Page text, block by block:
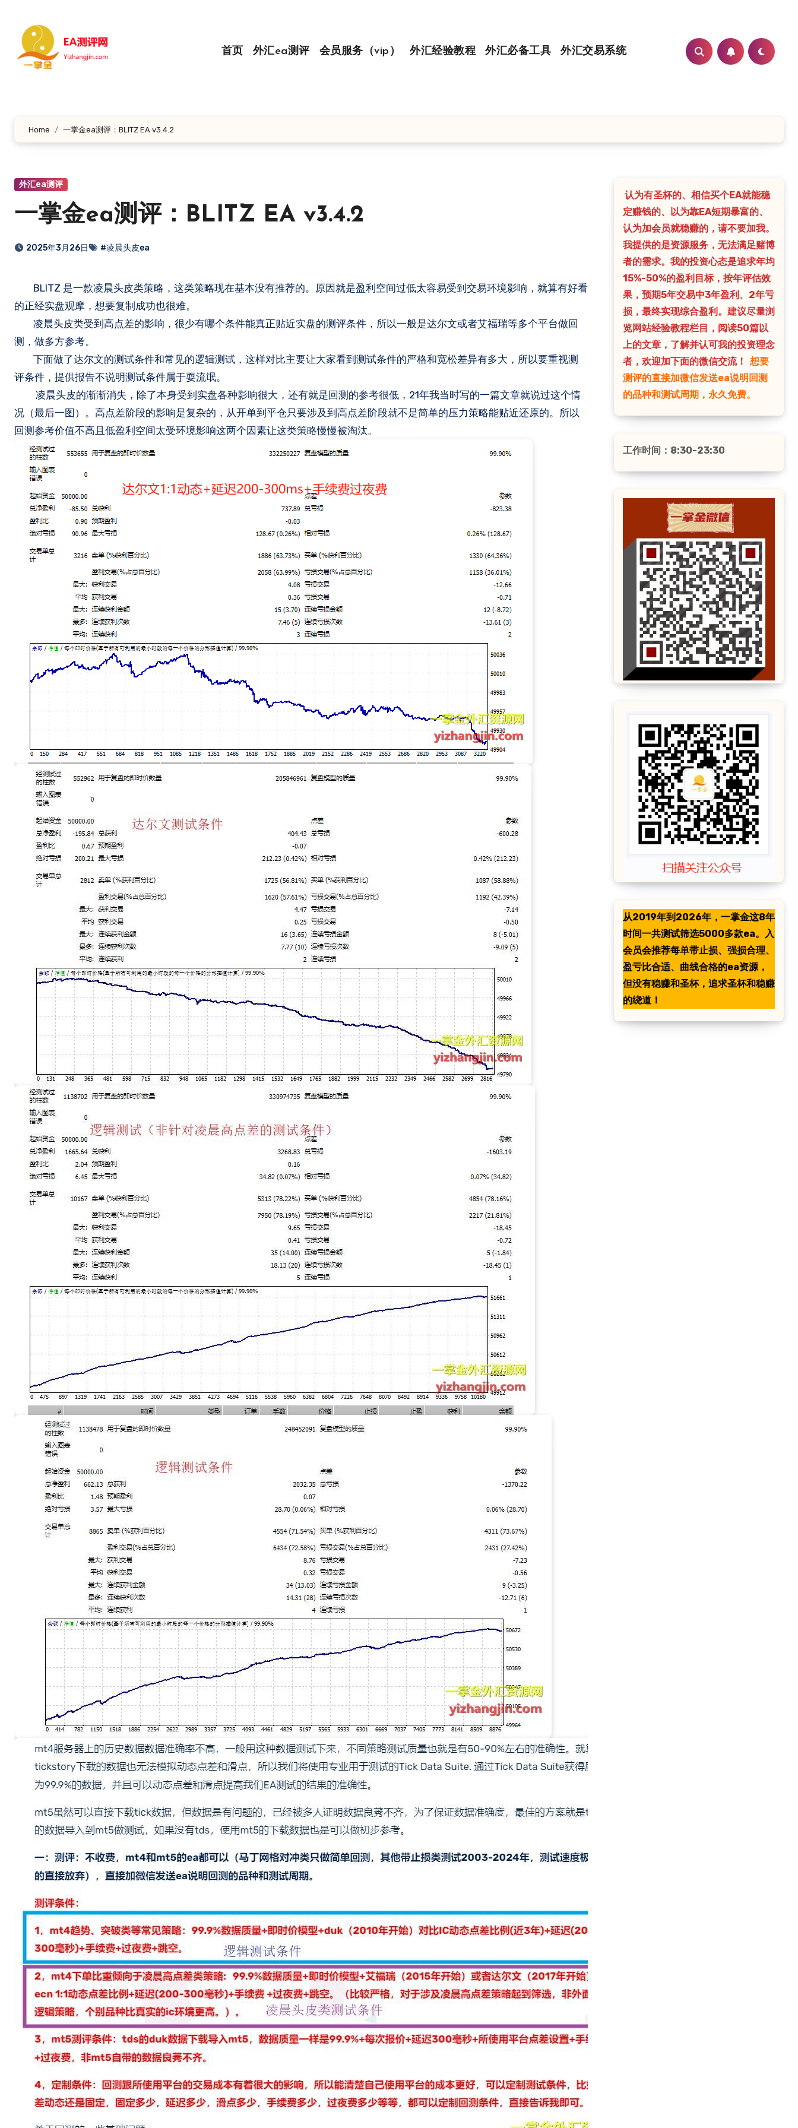
首页 外汇ea测评 会员服务（vip） 外汇经验教程 外汇必备工具 外汇交易系统
Home 一掌金ea测评：BLITZ EA v3.4.2
外汇ea测评
一掌金ea测评：BLITZ EA v3.4.2
2025年3月26日 #凌晨头皮ea
BLITZ 是一款凌晨头皮类策略，这类策略现在基本没有推荐的。原因就是盈利空间过低太容易受到交易环境影响，就算有好看
的正经实盘观摩，想要复制成功也很难。
凌晨头皮类受到高点差的影响，很少有哪个条件能真正贴近实盘的测评条件，所以一般是达尔文或者艾福瑞等多个平台做回
测，做多方参考。
下面做了达尔文的测试条件和常见的逻辑测试，这样对比主要让大家看到测试条件的严格和宽松差异有多大，所以要重视测
评条件，提供报告不说明测试条件属于耍流氓。
凌晨头皮的渐渐消失，除了本身受到实盘各种影响很大，还有就是回测的参考很低，21年我当时写的一篇文章就说过这个情
况（最后一图）。高点差阶段的影响是复杂的，从开单到平仓只要涉及到高点差阶段就不是简单的压力策略能贴近还原的。所以
回测参考价值不高且低盈利空间太受环境影响这两个因素让这类策略慢慢被淘汰。
认为有圣杯的、相信买个EA就能稳
定赚钱的、以为靠EA短期暴富的、
认为加会员就稳赚的，请不要加我。
我提供的是资源服务，无法满足赌博
者的需求。我的投资心态是追求年均
15%-50%的盈利目标，按年评估效
果，预期5年交易中3年盈利、2年亏
损，最终实现综合盈利。建议尽量浏
览网站经验教程栏目，阅读50篇以
上的文章，了解并认可我的投资理念
者，欢迎加下面的微信交流！
想要
测评的直接加微信发送ea说明回测
的品种和测试周期，永久免费。
工作时间：8:30-23:30
从2019年到2026年，一掌金这8年
时间一共测试筛选5000多款ea。入
会员会推荐每单带止损、强损合理、
盈亏比合适、曲线合格的ea资源，
但没有稳赚和圣杯，追求圣杯和稳赚
的绕道！